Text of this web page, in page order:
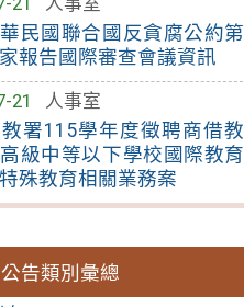
民國聯合國反貪腐公約第
報告國際審查會議資訊
21
人事室
署115學年度徵聘商借教
級中等以下學校國際教育
殊教育相關業務案
告類別彙總